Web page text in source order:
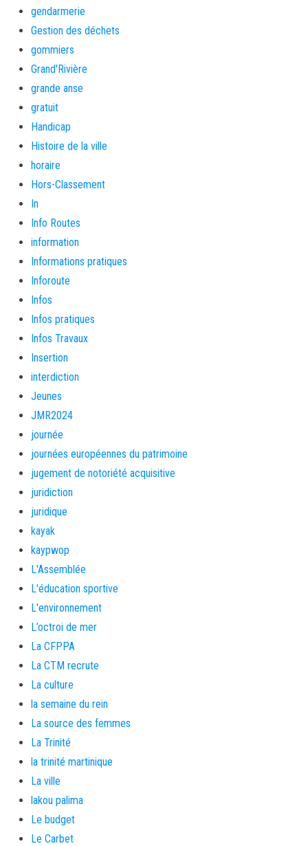
gendarmerie
Gestion des déchets
gommiers
Grand'Rivière
grande anse
gratuit
Handicap
Histoire de la ville
horaire
Hors-Classement
In
Info Routes
information
Informations pratiques
Inforoute
Infos
Infos pratiques
Infos Travaux
Insertion
interdiction
Jeunes
JMR2024
journée
journées européennes du patrimoine
jugement de notoriété acquisitive
juridiction
juridique
kayak
kaypwop
L'Assemblée
L'éducation sportive
L'environnement
L’octroi de mer
La CFPPA
La CTM recrute
La culture
la semaine du rein
La source des femmes
La Trinité
la trinité martinique
La ville
lakou palima
Le budget
Le Carbet